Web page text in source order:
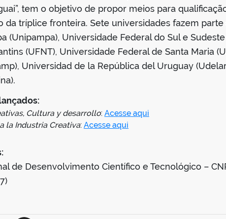
tem o objetivo de propor meios para
da tríplice fronteira. Sete universidades fazem
(Unipampa), Universidade Federal do Sul e
(UFNT), Universidade Federal de Santa Maria
Universidad de la República del Uruguay
Cultura y desarrollo: Acesse aqui
la Industria Creativa: Acesse aqui
de Desenvolvimento Científico e Tecnológico –